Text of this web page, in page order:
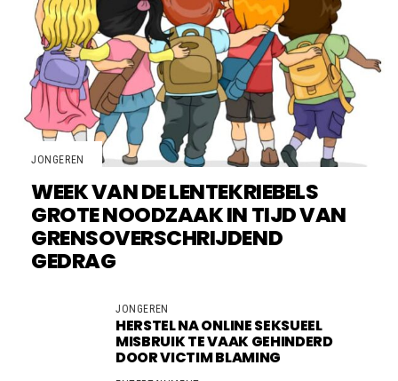
JONGEREN
WEEK VAN DE LENTEKRIEBELS
GROTE NOODZAAK IN TIJD VAN
GRENSOVERSCHRIJDEND
GEDRAG
JONGEREN
HERSTEL NA ONLINE SEKSUEEL
MISBRUIK TE VAAK GEHINDERD
DOOR VICTIM BLAMING